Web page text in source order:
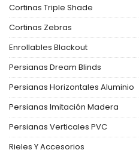
Cortinas Triple Shade
Cortinas Zebras
Enrollables Blackout
Persianas Dream Blinds
Persianas Horizontales Aluminio
Persianas Imitación Madera
Persianas Verticales PVC
Rieles Y Accesorios